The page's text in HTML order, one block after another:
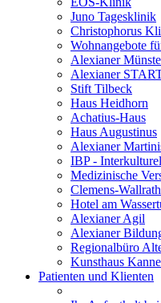
Juno Tagesklinik
Christophorus
Wohnangebote
Alexianer
Alexianer
Stift Tilbeck
Haus Heidhorn
Achatius-Haus
Haus Augustinus
Alexianer
IBP -
Medizinische
Clemens-
Hotel am
Alexianer Agil
Alexianer
Regionalbüro
Kunsthaus
Patienten und Klienten